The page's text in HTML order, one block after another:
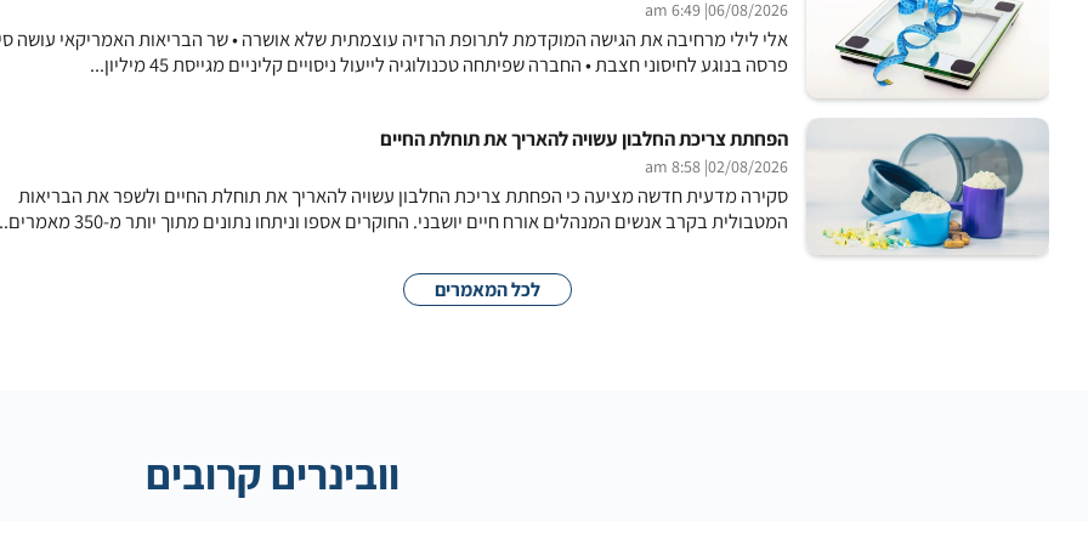
06/08/2026
| 6:49 am
אלי לילי מרחיבה את הגישה המוקדמת לתרופת הרזיה עוצמתית שלא אושרה • שר הבריאות האמריקאי עושה
פרסה בנוגע לחיסוני חצבת • החברה שפיתחה טכנולוגיה לייעול ניסויים קליניים מגייסת 45 מיליון...
הפחתת צריכת החלבון עשויה להאריך את תוחלת החיים
02/08/2026
| 8:58 am
סקירה מדעית חדשה מציעה כי הפחתת צריכת החלבון עשויה להאריך את תוחלת החיים ולשפר את הבריאות
המטבולית בקרב אנשים המנהלים אורח חיים יושבני. החוקרים אספו וניתחו נתונים מתוך יותר מ-350 מאמרים...
לכל המאמרים
וובינרים קרובים